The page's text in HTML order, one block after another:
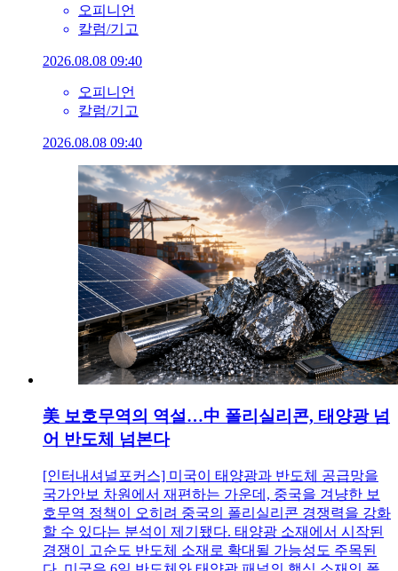
오피니언
칼럼/기고
2026.08.08 09:40
오피니언
칼럼/기고
2026.08.08 09:40
美 보호무역의 역설…中 폴리실리콘, 태양광 넘
어 반도체 넘본다
[인터내셔널포커스] 미국이 태양광과 반도체 공급망을
국가안보 차원에서 재편하는 가운데, 중국을 겨냥한 보
호무역 정책이 오히려 중국의 폴리실리콘 경쟁력을 강화
할 수 있다는 분석이 제기됐다. 태양광 소재에서 시작된
경쟁이 고순도 반도체 소재로 확대될 가능성도 주목된